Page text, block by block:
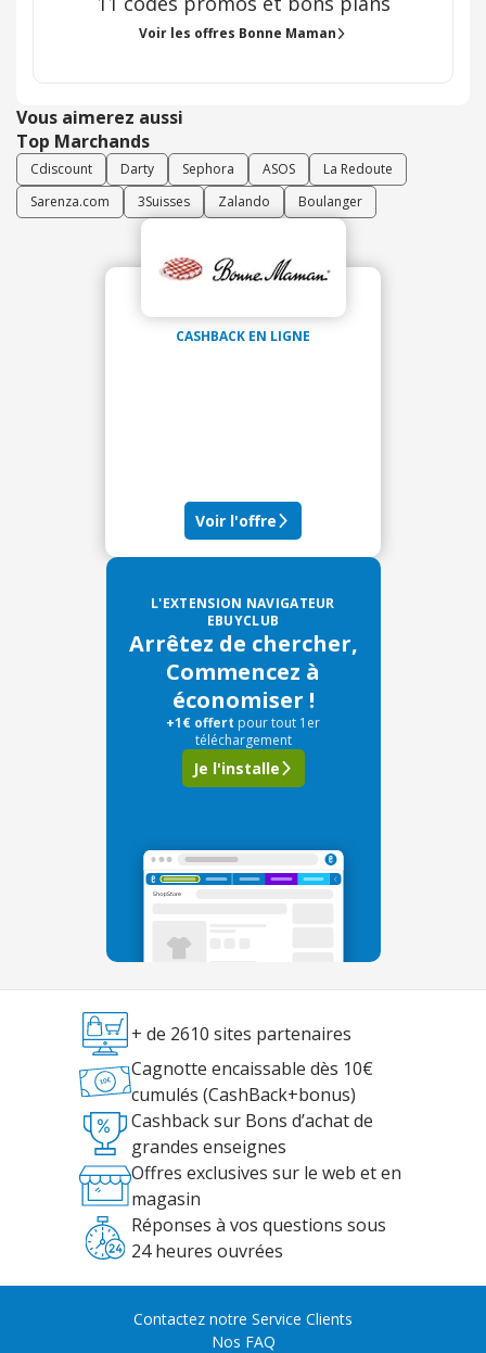
Voir les offres Bonne Maman
Vous aimerez aussi
Top Marchands
Cdiscount Darty Sephora ASOS
La Redoute
Sarenza.com
3Suisses Zalando Boulanger
CASHBACK EN LIGNE
Voir l'offre
L'EXTENSION NAVIGATEUR
EBUYCLUB
Arrêtez de chercher,
Commencez à
économiser !
+1€ offert pour tout 1er
téléchargement
Je l'installe
+ de 2610 sites partenaires
Cagnotte encaissable dès 10€
cumulés (CashBack+bonus)
Cashback sur Bons d’achat de
grandes enseignes
Offres exclusives sur le web et en
magasin
Réponses à vos questions sous
24 heures ouvrées
Contactez notre Service Clients
Nos FAQ